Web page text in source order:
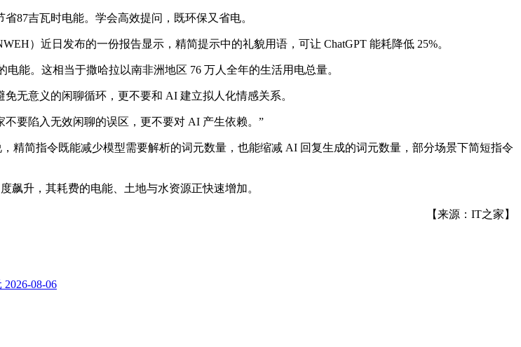
87吉瓦时电能。学会高效提问，既环保又省电。
）近日发布的一份报告显示，精简提示中的礼貌用语，可让 ChatGPT 能耗降低 25%。
能。这相当于撒哈拉以南非洲地区 76 万人全年的生活用电总量。
无意义的闲聊循环，更不要和 AI 建立拟人化情感关系。
要陷入无效闲聊的误区，更不要对 AI 产生依赖。”
精简指令既能减少模型需要解析的词元数量，也能缩减 AI 回复生成的词元数量，部分场景下简短指令
升，其耗费的电能、土地与水资源正快速增加。
【来源：IT之家】
2026-08-06